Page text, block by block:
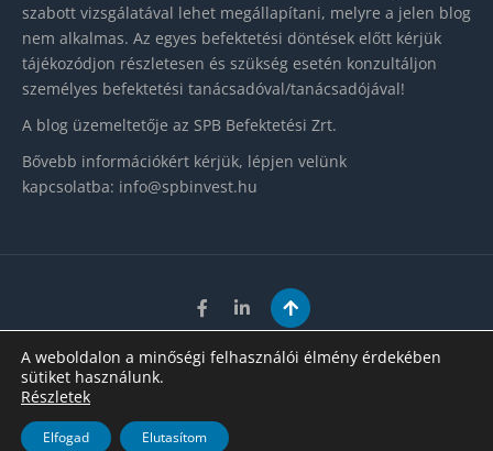
Tisztelettel tájékoztatjuk, hogy weboldalunkon cookie-kat
alkalmazunk a releváns felhasználói tartalom biztosítása
szabott vizsgálatával lehet megállapítani, melyre a jelen blog
nem alkalmas. Az egyes befektetési döntések előtt kérjük
tájékozódjon részletesen és szükség esetén konzultáljon
személyes befektetési tanácsadóval/tanácsadójával!
A blog üzemeltetője az SPB Befektetési Zrt.
Bővebb információkért kérjük, lépjen velünk
kapcsolatba: info@spbinvest.hu
Adatkezelés|Impresszum
Copyright 2023. SPB Befektetési Zrt. Szakmai blog. Minden
Created by
A weboldalon a minőségi felhasználói élmény érdekében
sütiket használunk.
Részletek
Elfogad Elutasítom